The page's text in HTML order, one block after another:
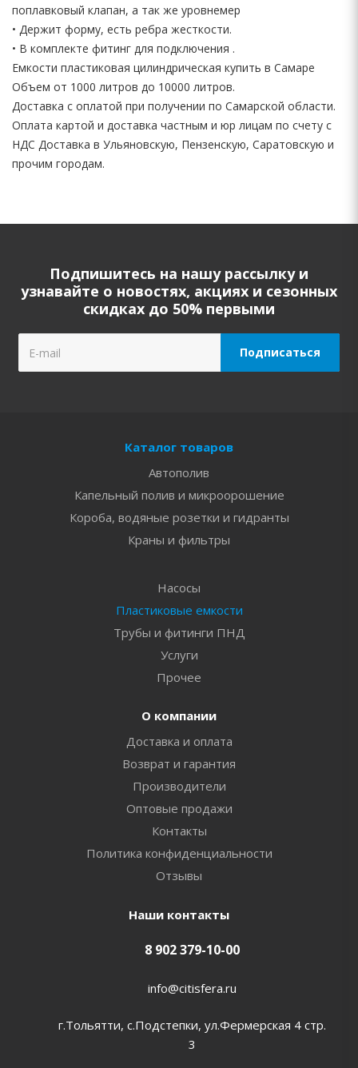
поплавковый клапан, а так же уровнемер
• Держит форму, есть ребра жесткости.
• В комплекте фитинг для подключения .
Емкости пластиковая цилиндрическая купить в Самаре
Объем от 1000 литров до 10000 литров.
Доставка с оплатой при получении по Самарской области.
Оплата картой и доставка частным и юр лицам по счету с
НДС Доставка в Ульяновскую, Пензенскую, Саратовскую и
прочим городам.
Подпишитесь на нашу рассылку и
узнавайте о новостях, акциях и сезонных
скидках до 50% первыми
Каталог товаров
Автополив
Капельный полив и микроорошение
Короба, водяные розетки и гидранты
Краны и фильтры
Насосы
Пластиковые емкости
Трубы и фитинги ПНД
Услуги
Прочее
О компании
Доставка и оплата
Возврат и гарантия
Производители
Оптовые продажи
Контакты
Политика конфиденциальности
Отзывы
Наши контакты
8 902 379-10-00
info@citisfera.ru
г.Тольятти, с.Подстепки, ул.Фермерская 4 стр.
3